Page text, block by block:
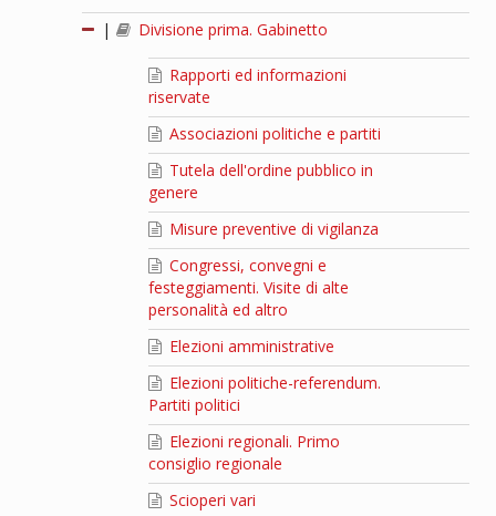
| Divisione prima. Gabinetto
Rapporti ed informazioni
riservate
Associazioni politiche e partiti
Tutela dell'ordine pubblico in
genere
Misure preventive di vigilanza
Congressi, convegni e
festeggiamenti. Visite di alte
personalità ed altro
Elezioni amministrative
Elezioni politiche-referendum.
Partiti politici
Elezioni regionali. Primo
consiglio regionale
Scioperi vari